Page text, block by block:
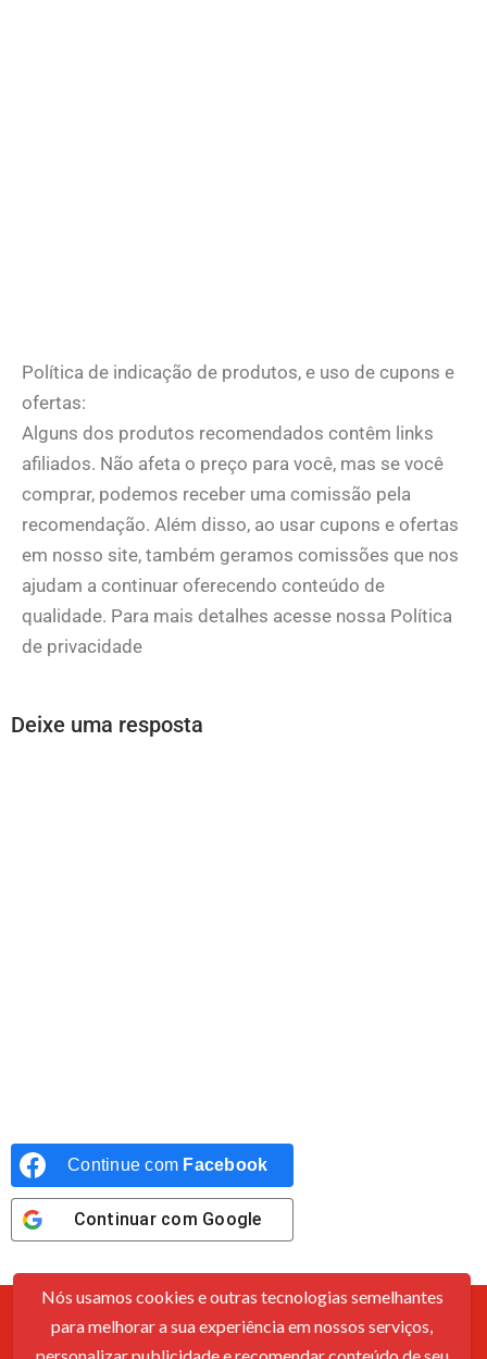
Política de indicação de produtos, e uso de cupons e
ofertas:
Alguns dos produtos recomendados contêm links
afiliados. Não afeta o preço para você, mas se você
comprar, podemos receber uma comissão pela
recomendação. Além disso, ao usar cupons e ofertas
em nosso site, também geramos comissões que nos
ajudam a continuar oferecendo conteúdo de
qualidade. Para mais detalhes acesse nossa Política
de privacidade
Deixe uma resposta
Continue com Facebook
Continuar com Google
Contato Sobre Nós Política De Cookies Termos De Uso
Nós usamos cookies e outras tecnologias semelhantes
para melhorar a sua experiência em nossos serviços,